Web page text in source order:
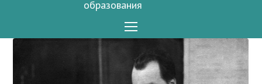
образования
Menu